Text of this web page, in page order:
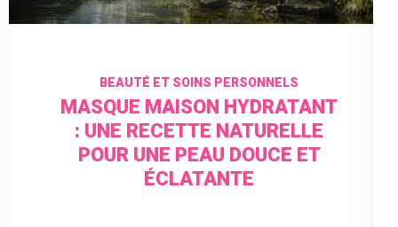
BEAUTÉ ET SOINS PERSONNELS
MASQUE MAISON HYDRATANT
: UNE RECETTE NATURELLE
POUR UNE PEAU DOUCE ET
ÉCLATANTE